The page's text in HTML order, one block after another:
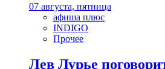
07 августа, пятница
афиша плюс
INDIGO
Прочее
Лев Лурье